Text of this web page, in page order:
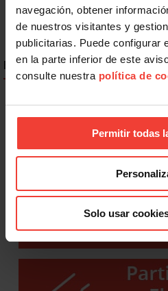
navegación, obtener
de nuestros visitantes y
publicitarias. Puede configurar
en la parte inferior de este
consulte nuestra política de
Permitir todas
Solo usar
ENLACES DESTACADOS